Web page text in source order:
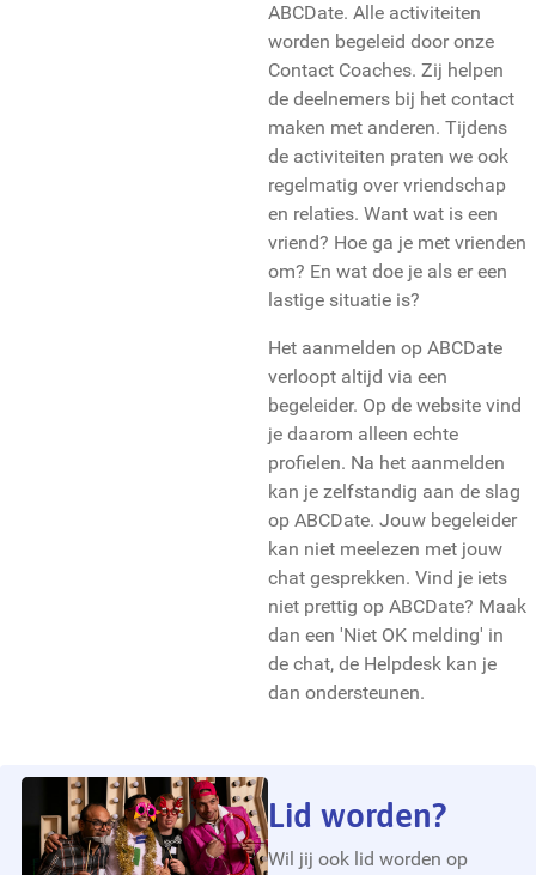
ABCDate. Alle activiteiten
worden begeleid door onze
Contact Coaches. Zij helpen
de deelnemers bij het contact
maken met anderen. Tijdens
de activiteiten praten we ook
regelmatig over vriendschap
en relaties. Want wat is een
vriend? Hoe ga je met vrienden
om? En wat doe je als er een
lastige situatie is?
Het aanmelden op ABCDate
verloopt altijd via een
begeleider. Op de website vind
je daarom alleen echte
profielen. Na het aanmelden
kan je zelfstandig aan de slag
op ABCDate. Jouw begeleider
kan niet meelezen met jouw
chat gesprekken. Vind je iets
niet prettig op ABCDate? Maak
dan een 'Niet OK melding' in
de chat, de Helpdesk kan je
dan ondersteunen.
Lid worden?
Wil jij ook lid worden op